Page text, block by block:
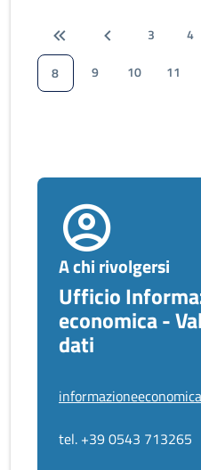
3 4
8
9 10 11
A chi rivolgersi
Ufficio
economica -
dati
tel. +39 0543 713265